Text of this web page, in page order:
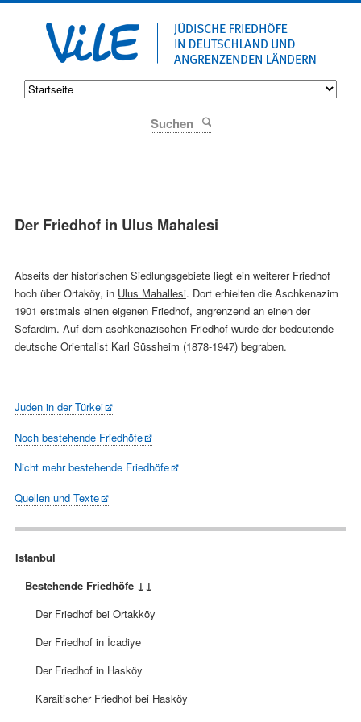
Der Friedhof in Ulus Mahalesi
Abseits der historischen Siedlungsgebiete liegt ein weiterer Friedhof
hoch über Ortaköy, in Ulus Mahallesi. Dort erhielten die Aschkenazim
1901 erstmals einen eigenen Friedhof, angrenzend an einen der
Sefardim. Auf dem aschkenazischen Friedhof wurde der bedeutende
deutsche Orientalist Karl Süssheim (1878-1947) begraben.
Juden in der Türkei
Noch bestehende Friedhöfe
Nicht mehr bestehende Friedhöfe
Quellen und Texte
Navigation
überspringen
Istanbul
Bestehende Friedhöfe ↓↓
Der Friedhof bei Ortakköy
Der Friedhof in İcadiye
Der Friedhof in Hasköy
Karaitischer Friedhof bei Hasköy